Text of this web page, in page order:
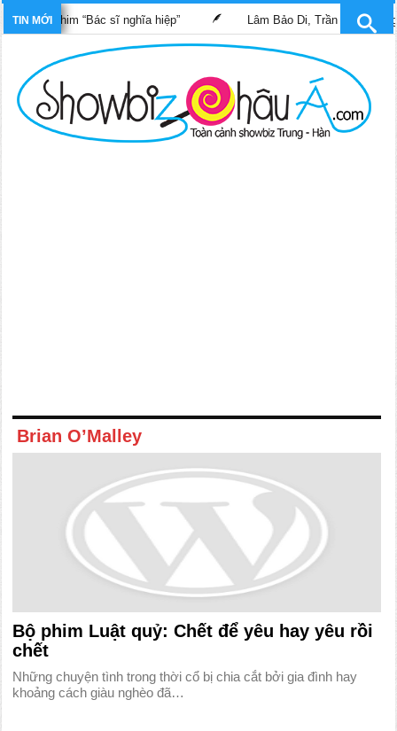
TIN MỚI
phim “Bác sĩ nghĩa hiệp” Lâm Bảo Di, Trần Pháp Dung
Brian O’Malley
Bộ phim Luật quỷ: Chết để yêu hay yêu rồi
chết
Những chuyện tình trong thời cổ bị chia cắt bởi gia đình hay
khoảng cách giàu nghèo đã…